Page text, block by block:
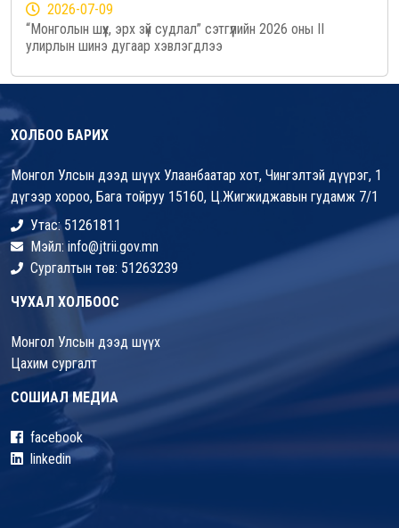
2026-07-09
“Монголын шүүх, эрх зүй судлал” сэтгүүлийн 2026 оны II
улирлын шинэ дугаар хэвлэгдлээ
ХОЛБОО БАРИХ
Монгол Улсын дээд шүүх Улаанбаатар хот, Чингэлтэй дүүрэг, 1
дүгээр хороо, Бага тойруу 15160, Ц.Жигжиджавын гудамж 7/1
Утас: 51261811
Мэйл: info@jtrii.gov.mn
Сургалтын төв: 51263239
ЧУХАЛ ХОЛБООС
Монгол Улсын дээд шүүх
Цахим сургалт
СОШИАЛ МЕДИА
facebook
linkedin